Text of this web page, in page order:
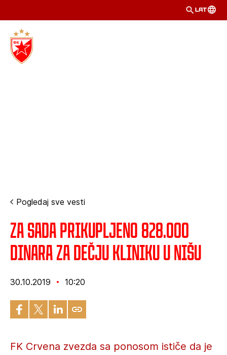
LAT
Pogledaj sve vesti
Za sada prikupljeno 828.000
dinara za Dečju kliniku u Nišu
30.10.2019 10:20
FK Crvena zvezda sa ponosom ističe da je